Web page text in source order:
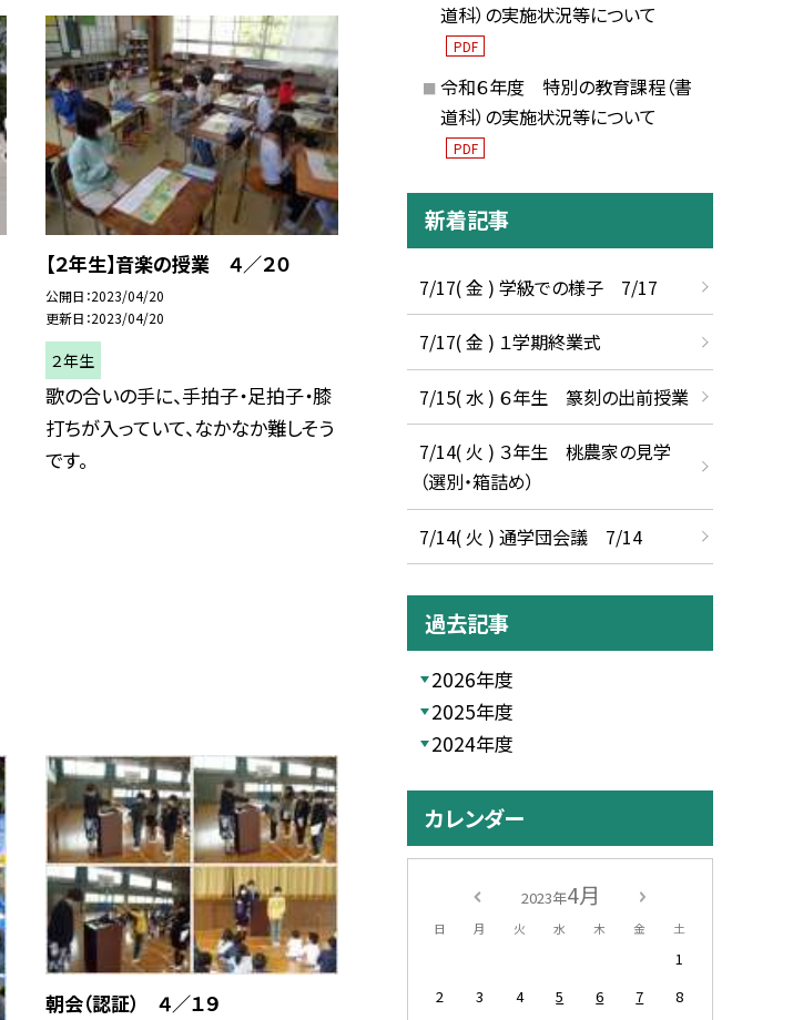
【２年生】音楽の授業 ４／２０
公開日 2023/04/20
更新日 2023/04/20
２年生
歌の合いの手に、手拍子・足拍子・膝
打ちが入っていて、なかなか難しそう
です。
朝会（認証） ４／１９
道科）の実施状況等について
PDF
令和６年度 特別の教育課程（書
道科）の実施状況等について
PDF
新着記事
7/17( 金 ) 学級での様子 7/17
7/17( 金 ) １学期終業式
7/15( 水 ) ６年生 篆刻の出前授業
7/14( 火 ) ３年生 桃農家の見学
（選別・箱詰め）
7/14( 火 ) 通学団会議 7/14
過去記事
2026年度
2025年度
2024年度
カレンダー
2023年4月
日 月 火 水 木 金 土
1
2
3 4 5 6 7
8